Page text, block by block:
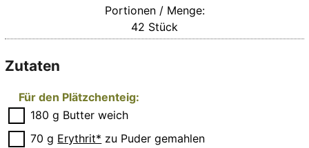
Portionen / Menge:
42 Stück
Zutaten
Für den Plätzchenteig:
▢
180 g Butter weich
▢
70 g Erythrit* zu Puder gemahlen